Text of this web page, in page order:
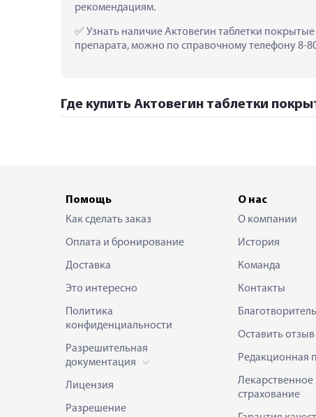
рекомендациям.
Узнать наличие Актовегин таблетки
препарата, можно по справочному телефону 8-
Где купить Актовегин таблетки
Помощь
Как сделать заказ
Оплата и бронирование
Доставка
Это интересно
Политика
конфиденциальности
Разрешительная
документация
Лицензия
Разрешение
О нас
О компании
История
Команда
Контакты
Оставить отзыв
Редакционная
Лекарственное
страхование